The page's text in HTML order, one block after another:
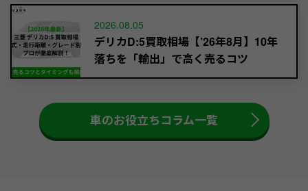
2026.08.05
デリカD:5買取相場【’26年8月】10年
落ちを「輸出」で高く売るコツ
車のお役立ちコラム一覧